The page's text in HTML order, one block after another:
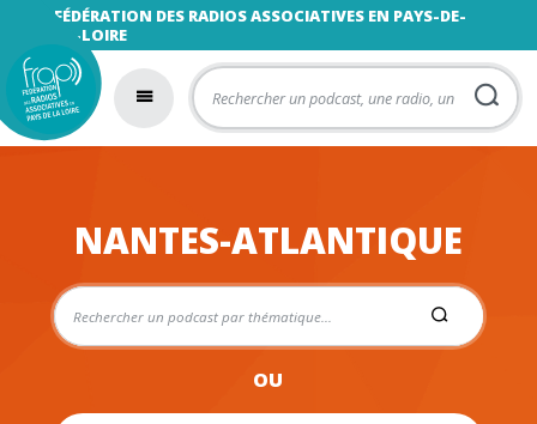
FÉDÉRATION DES RADIOS ASSOCIATIVES EN PAYS-DE-
LA-LOIRE
NANTES-ATLANTIQUE
OU